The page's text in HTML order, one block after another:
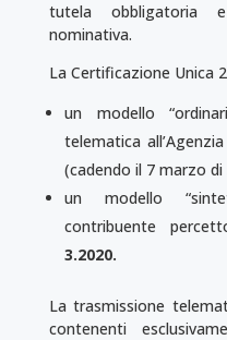
tutela obbligatoria
nominativa.
La Certificazione Unica
un modello
telematica
(cadendo il 7 marzo
un modello
contribuente
3.2020.
La trasmissione
contenenti